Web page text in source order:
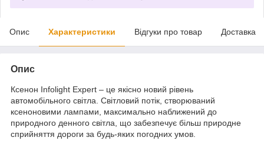
Опис Характеристики Відгуки про товар Доставка
Опис
Ксенон Infolight Expert – це якісно новий рівень
автомобільного світла. Світловий потік, створюваний
ксеноновими лампами, максимально наближений до
природного денного світла, що забезпечує більш природне
сприйняття дороги за будь-яких погодних умов.